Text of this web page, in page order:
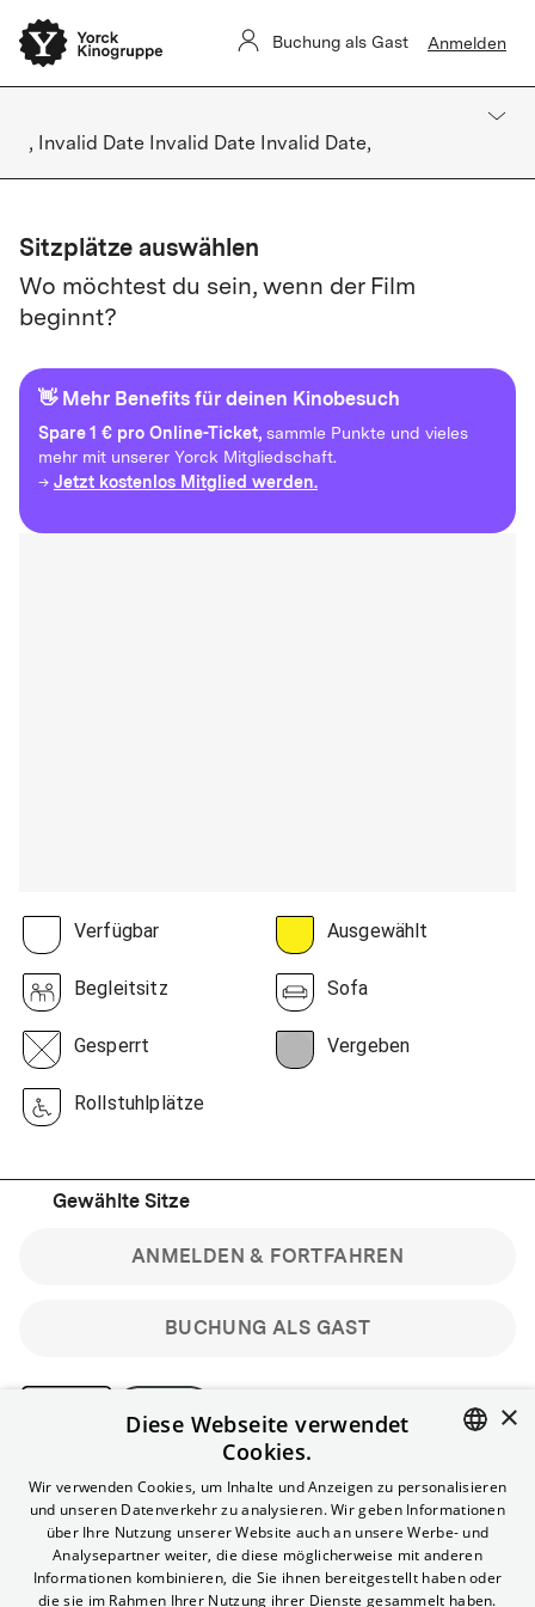
Buchung als Gast Anmelden
, Invalid Date Invalid Date Invalid Date,
Sitzplätze auswählen
Wo möchtest du sein, wenn der Film
beginnt?
👋 Mehr Benefits für deinen Kinobesuch
Spare1 € pro Online-Ticket, sammle Punkte und vieles
mehr mit unserer Yorck Mitgliedschaft.
→ Jetzt kostenlos Mitglied werden.
Verfügbar Ausgewählt
Begleitsitz Sofa
Gesperrt Vergeben
Rollstuhlplätze
Gewählte Sitze
BUCHUNG ALS GAST
ANMELDEN & FORTFAHREN
Bitte beachte: Gastbuchungen sind nicht stornierbar.
Registriere dich kostenlos für bis zu 90 min vor Filmbeginn
stornierbare Tickets für reguläre Vorstellungen.
Unlimited-Mitglied? Melde dich an, um deine Benefits
nutzen zu können.
ENGLISH
×
Diese Webseite verwendet
Cookies.
Wir verwenden Cookies, um Inhalte und Anzeigen zu personalisieren
und unseren Datenverkehr zu analysieren. Wir geben Informationen
über Ihre Nutzung unserer Website auch an unsere Werbe- und
Analysepartner weiter, die diese möglicherweise mit anderen
Informationen kombinieren, die Sie ihnen bereitgestellt haben oder
die sie im Rahmen Ihrer Nutzung ihrer Dienste gesammelt haben.